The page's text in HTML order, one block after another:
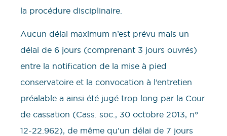
la procédure disciplinaire.
Aucun délai maximum n’est prévu mais un
délai de 6 jours (comprenant 3 jours ouvrés)
entre la notification de la mise à pied
conservatoire et la convocation à l’entretien
préalable a ainsi été jugé trop long par la Cour
de cassation (Cass. soc., 30 octobre 2013, n°
12-22.962), de même qu’un délai de 7 jours